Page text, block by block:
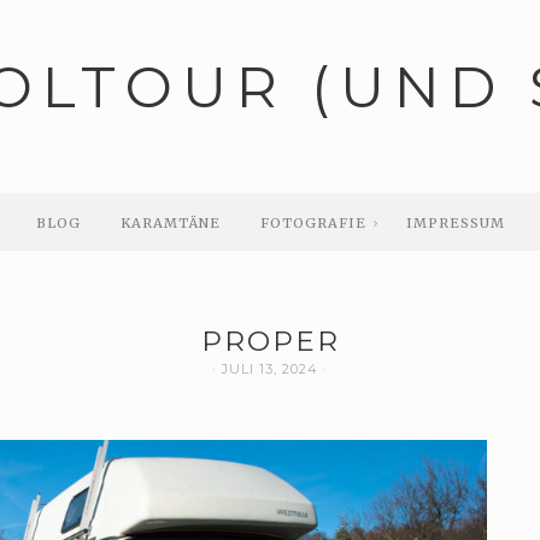
(UND
BLOG KARAMTÄNE FOTOGRAFIE IMPRESSUM
PROPER
JULI 13, 2024